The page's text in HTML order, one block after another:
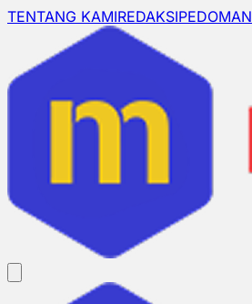
TENTANG KAMIREDAKSIPEDOMAN